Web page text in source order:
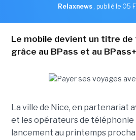
Relaxnews , publié le 05
Le mobile devient un titre
grâce au BPass et au BPass+
La ville de Nice, en partenariat
et les opérateurs de téléphonie
lancement au printemps